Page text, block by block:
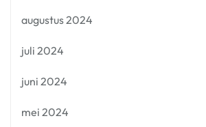
augustus 2024
juli 2024
juni 2024
mei 2024